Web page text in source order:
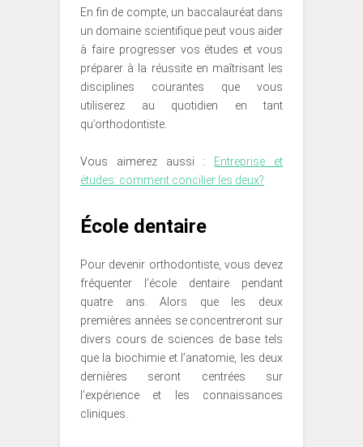
En fin de compte, un baccalauréat dans
un domaine scientifique peut vous aider
à faire progresser vos études et vous
préparer à la réussite en maîtrisant les
disciplines courantes que vous
utiliserez au quotidien en tant
qu’orthodontiste.
Vous aimerez aussi :
Entreprise et
études: comment concilier les deux?
École dentaire
Pour devenir orthodontiste, vous devez
fréquenter l’école dentaire pendant
quatre ans. Alors que les deux
premières années se concentreront sur
divers cours de sciences de base tels
que la biochimie et l’anatomie, les deux
dernières seront centrées sur
l’expérience et les connaissances
cliniques.